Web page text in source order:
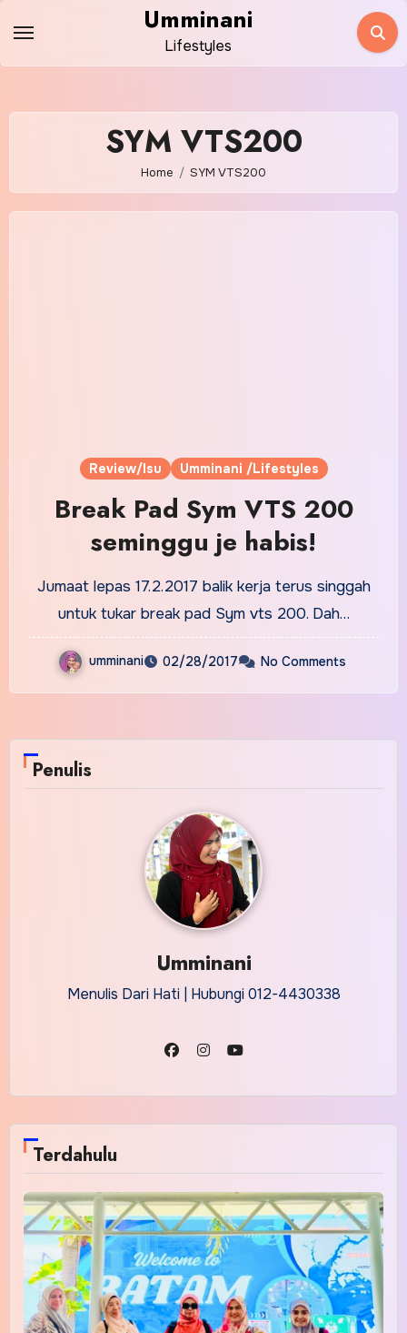
content
Umminani
Lifestyles
SYM VTS200
Home SYM VTS200
Review/Isu Umminani /Lifestyles
Break Pad Sym VTS 200
seminggu je habis!
Jumaat lepas 17.2.2017 balik kerja terus singgah
untuk tukar break pad Sym vts 200. Dah…
umminani 02/28/2017 No Comments
Penulis
Umminani
Menulis Dari Hati | Hubungi 012-4430338
Terdahulu